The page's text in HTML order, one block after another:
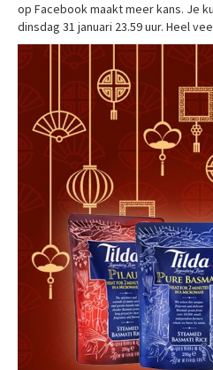
op Facebook maakt meer kans. Je
dinsdag 31 januari 23.59 uur. Heel